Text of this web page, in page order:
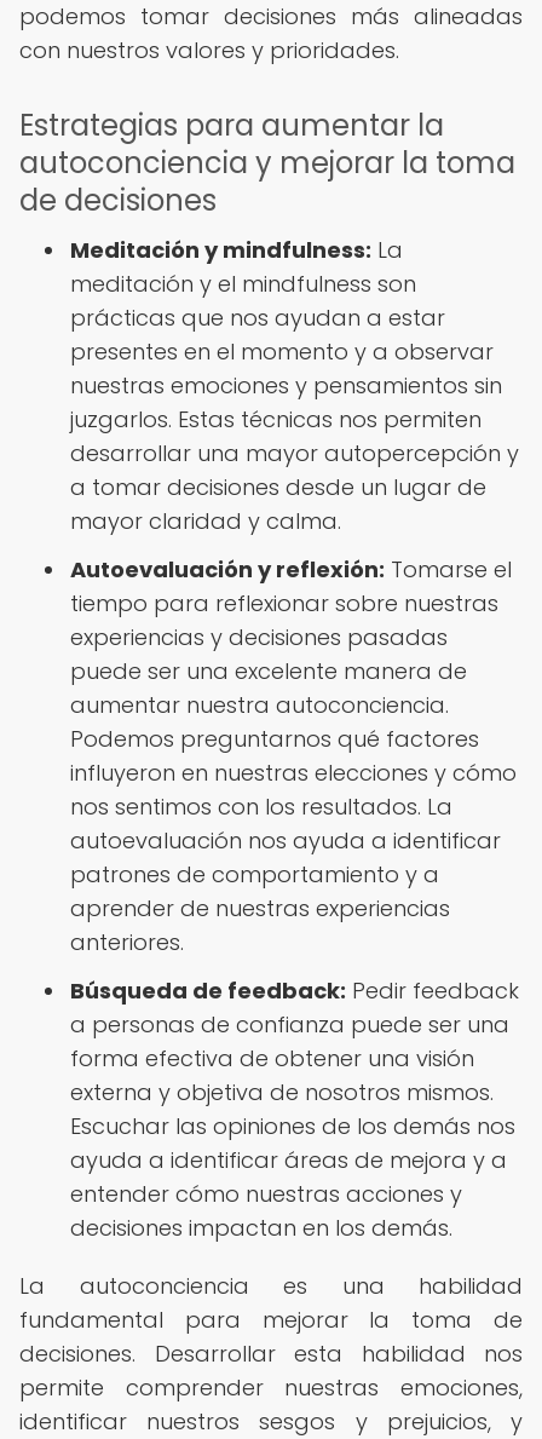
podemos tomar decisiones más alineadas
con nuestros valores y prioridades.
Estrategias para aumentar la
autoconciencia y mejorar la toma
de decisiones
Meditación y mindfulness: La
meditación y el mindfulness son
prácticas que nos ayudan a estar
presentes en el momento y a observar
nuestras emociones y pensamientos sin
juzgarlos. Estas técnicas nos permiten
desarrollar una mayor autopercepción y
a tomar decisiones desde un lugar de
mayor claridad y calma.
Autoevaluación y reflexión: Tomarse el
tiempo para reflexionar sobre nuestras
experiencias y decisiones pasadas
puede ser una excelente manera de
aumentar nuestra autoconciencia.
Podemos preguntarnos qué factores
influyeron en nuestras elecciones y cómo
nos sentimos con los resultados. La
autoevaluación nos ayuda a identificar
patrones de comportamiento y a
aprender de nuestras experiencias
anteriores.
Búsqueda de feedback: Pedir feedback
a personas de confianza puede ser una
forma efectiva de obtener una visión
externa y objetiva de nosotros mismos.
Escuchar las opiniones de los demás nos
ayuda a identificar áreas de mejora y a
entender cómo nuestras acciones y
decisiones impactan en los demás.
La autoconciencia es una habilidad
fundamental para mejorar la toma de
decisiones. Desarrollar esta habilidad nos
permite comprender nuestras emociones,
identificar nuestros sesgos y prejuicios, y